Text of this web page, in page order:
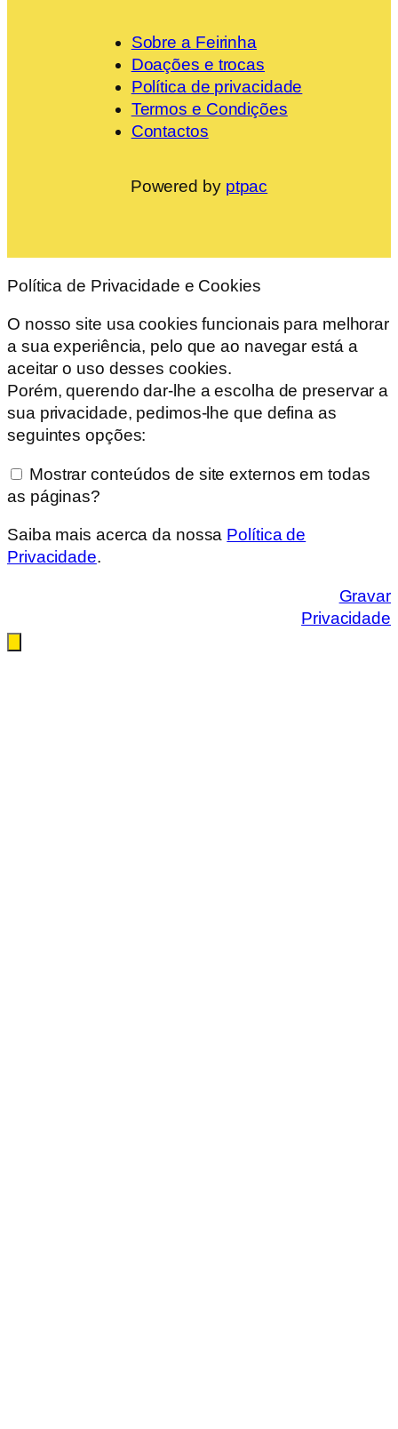
Sobre a Feirinha
Doações e trocas
Política de privacidade
Termos e Condições
Contactos
Powered by ptpac
Política de Privacidade e Cookies
O nosso site usa cookies funcionais para melhorar
a sua experiência, pelo que ao navegar está a
aceitar o uso desses cookies.
Porém, querendo dar-lhe a escolha de preservar a
sua privacidade, pedimos-lhe que defina as
seguintes opções:
Mostrar conteúdos de site externos em todas
as páginas?
Saiba mais acerca da nossa Política de
Privacidade.
Gravar
Privacidade